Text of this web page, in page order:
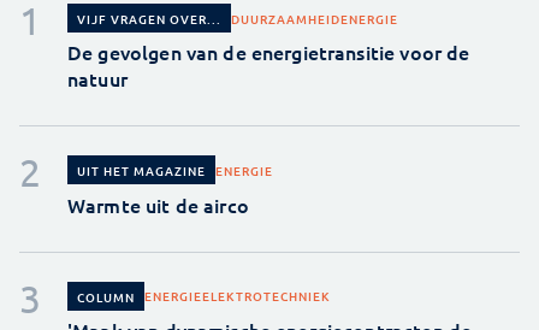
VIJF VRAGEN OVER... DUURZAAMHEIDENERGIE
De gevolgen van de energietransitie voor de
natuur
UIT HET MAGAZINE ENERGIE
Warmte uit de airco
COLUMN ENERGIEELEKTROTECHNIEK